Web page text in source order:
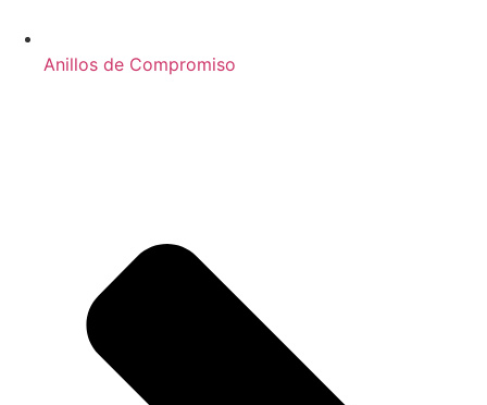
Anillos de Compromiso